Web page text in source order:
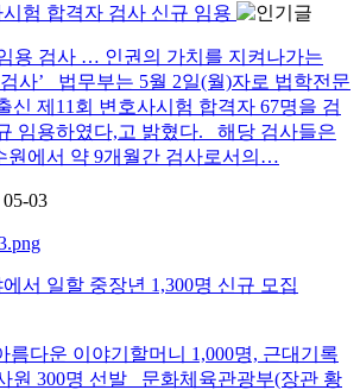
험 합격자 검사 신규 임용
용 검사 … 인권의 가치를 지켜나가는
검사’ 법무부는 5월 2일(월)자로 법학전문
신 제11회 변호사시험 합격자 67명을 검
임용하였다,고 밝혔다. 해당 검사들은
원에서 약 9개월간 검사로서의…
03
서 일할 중장년 1,300명 신규 모집
름다운 이야기할머니 1,000명, 근대기록
원 300명 선발 문화체육관광부(장관 황